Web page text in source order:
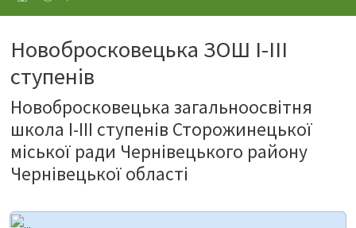
Новобросковецька ЗОШ І-ІІІ
ступенів
Новобросковецька загальноосвітня
школа І-ІІІ ступенів Сторожинецької
міської ради Чернівецького району
Чернівецької області